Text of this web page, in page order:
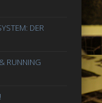
DER
RUNNING